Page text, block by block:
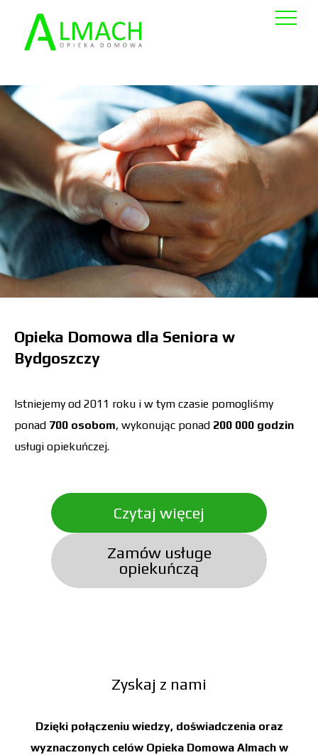
Opieka Domowa dla Seniora w
Bydgoszczy
Istniejemy od 2011 roku i w tym czasie pomogliśmy
ponad 700 osobom, wykonując ponad 200 000 godzin
usługi opiekuńczej.
Czytaj więcej
Zamów usługe
opiekuńczą
Zyskaj z nami
Dzięki połączeniu wiedzy, doświadczenia oraz
wyznaczonych celów Opieka Domowa Almachw